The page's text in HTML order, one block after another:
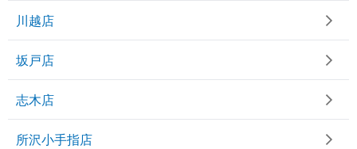
川越店
坂戸店
志木店
所沢小手指店